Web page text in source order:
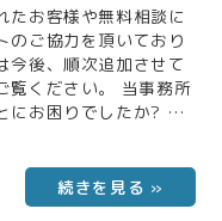
たお客様や無料相談に
のご協力を頂いており
今後、順次追加させて
覧ください。 当事務所
お困りでしたか? ま
かには理解できるが細
々修正申告等考えると
だくことで不安は解消